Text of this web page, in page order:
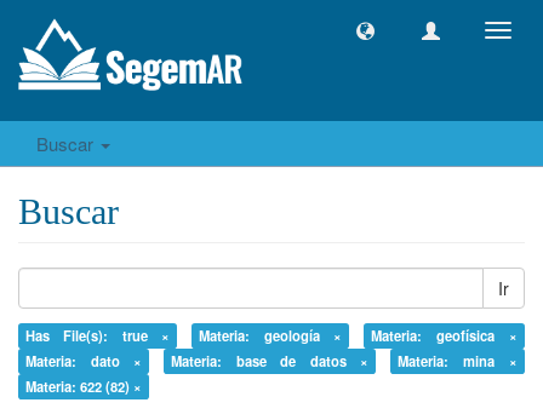
Buscar
Buscar
Ir
Has File(s): true × Materia: geología ×
Materia: geofísica ×
Materia: dato ×
Materia: base de datos ×
Materia: mina ×
Materia: 622 (82) ×